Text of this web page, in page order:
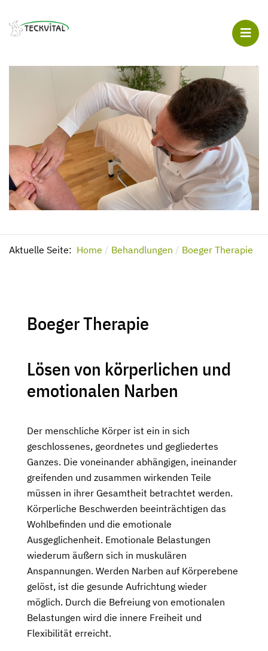
Aktuelle Seite: Home Behandlungen Boeger Therapie
Boeger Therapie
Lösen von körperlichen und
emotionalen Narben
Der menschliche Körper ist ein in sich
geschlossenes, geordnetes und gegliedertes
Ganzes. Die voneinander abhängigen, ineinander
greifenden und zusammen wirkenden Teile
müssen in ihrer Gesamtheit betrachtet werden.
Körperliche Beschwerden beeinträchtigen das
Wohlbefinden und die emotionale
Ausgeglichenheit. Emotionale Belastungen
wiederum äußern sich in muskulären
Anspannungen. Werden Narben auf Körperebene
gelöst, ist die gesunde Aufrichtung wieder
möglich. Durch die Befreiung von emotionalen
Belastungen wird die innere Freiheit und
Flexibilität erreicht.